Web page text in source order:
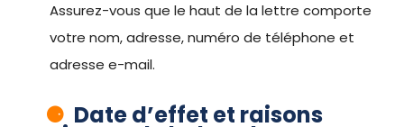
Assurez-vous que le haut de la lettre comporte
votre nom, adresse, numéro de téléphone et
adresse e-mail.
Date d’effet et raisons